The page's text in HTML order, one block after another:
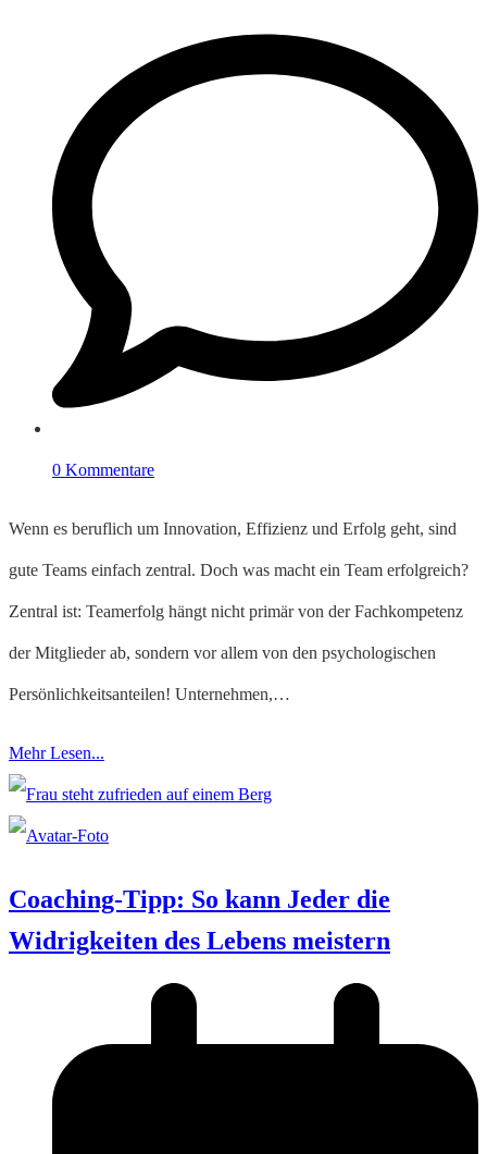
0 Kommentare
Wenn es beruflich um Innovation, Effizienz und Erfolg geht, sind
gute Teams einfach zentral. Doch was macht ein Team erfolgreich?
Zentral ist: Teamerfolg hängt nicht primär von der Fachkompetenz
der Mitglieder ab, sondern vor allem von den psychologischen
Persönlichkeitsanteilen! Unternehmen,…
Mehr Lesen...
Coaching-Tipp: So kann Jeder die
Widrigkeiten des Lebens meistern